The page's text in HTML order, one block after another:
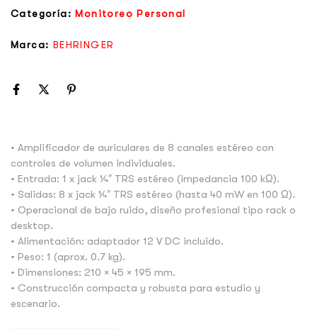
Categoría: Monitoreo Personal
Marca: BEHRINGER
• Amplificador de auriculares de 8 canales estéreo con
controles de volumen individuales.
• Entrada: 1 x jack ¼″ TRS estéreo (impedancia 100 kΩ).
• Salidas: 8 x jack ¼″ TRS estéreo (hasta 40 mW en 100 Ω).
• Operacional de bajo ruido, diseño profesional tipo rack o
desktop.
• Alimentación: adaptador 12 V DC incluido.
• Peso: 1 (aprox. 0.7 kg).
• Dimensiones: 210 × 45 × 195 mm.
• Construcción compacta y robusta para estudio y
escenario.